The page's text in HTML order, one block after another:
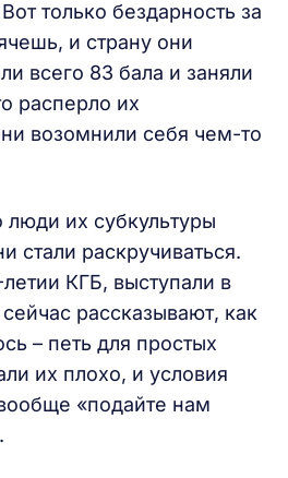
только бездарность за
и страну они
всего 83 бала и заняли
расперло их
возомнили себя чем-то
люди их субкультуры
стали раскручиваться.
КГБ, выступали в
рассказывают, как
– петь для простых
их плохо, и условия
«подайте нам